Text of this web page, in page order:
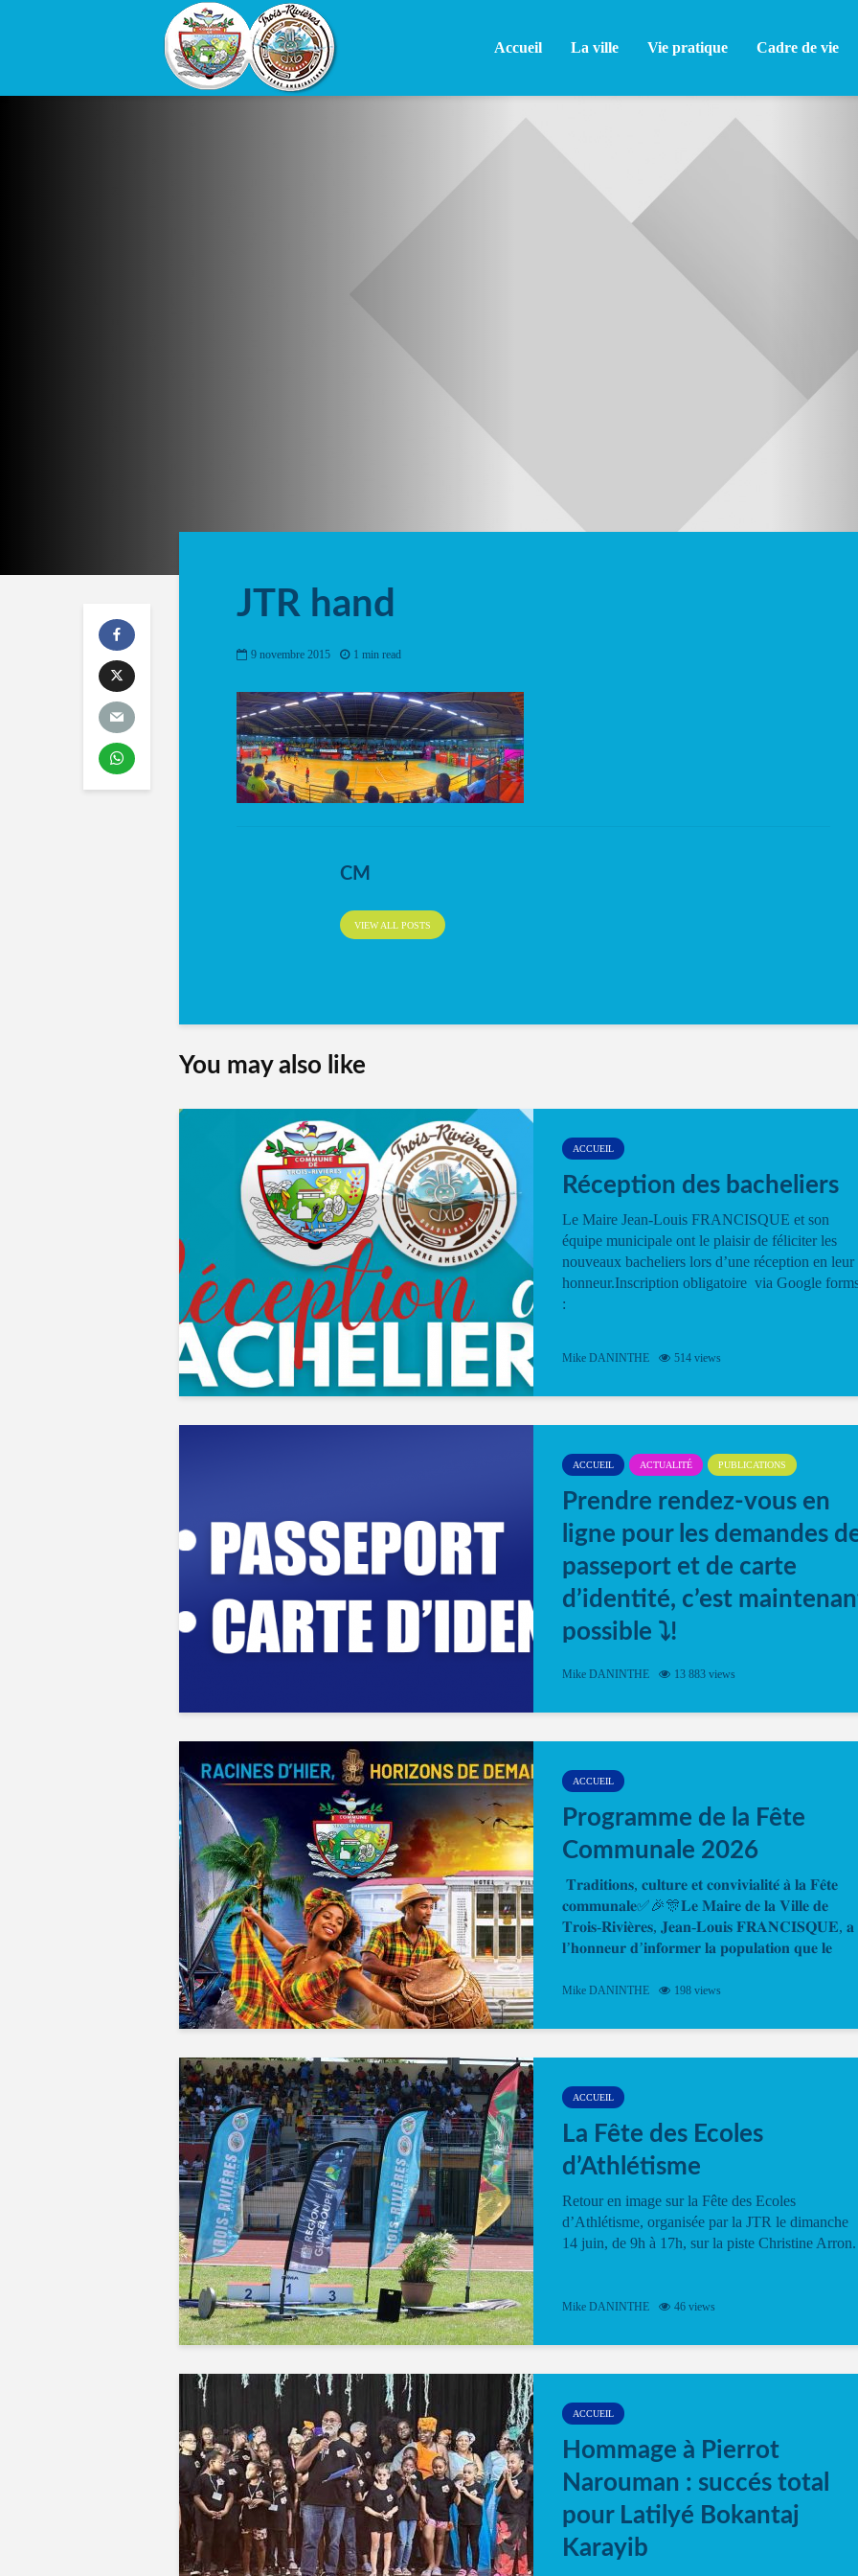
Accueil La ville Vie pratique Cadre de vie
JTR hand
9 novembre 2015 1 min read
CM
VIEW ALL POSTS
You may also like
ACCUEIL
Réception des bacheliers
Le Maire Jean-Louis FRANCISQUE et son
équipe municipale ont le plaisir de féliciter les
nouveaux bacheliers lors d’une réception en leur
honneur.Inscription obligatoire via Google
:
Mike DANINTHE 514 views
ACCUEIL ACTUALITÉ PUBLICATIONS
Prendre rendez-vous en
ligne pour les demandes
passeport et de carte
d’identité, c’est
possible ⤵️!
Désormais, il est possible de prendre rendez-vous
Mike DANINTHE 13 883 views
ACCUEIL
Programme de la Fête
Communale 2026
𝐓𝐫𝐚𝐝𝐢𝐭𝐢𝐨𝐧𝐬, 𝐜𝐮𝐥𝐭𝐮𝐫𝐞 𝐞𝐭 𝐜𝐨𝐧𝐯𝐢𝐯𝐢𝐚𝐥𝐢𝐭𝐞́ 𝐚̀ 𝐥𝐚 𝐅𝐞̂𝐭𝐞
𝐜𝐨𝐦𝐦𝐮𝐧𝐚𝐥𝐞✅🎉🎊𝐋𝐞 𝐌𝐚𝐢𝐫𝐞 𝐝𝐞 𝐥𝐚 𝐕𝐢𝐥𝐥𝐞 𝐝𝐞
𝐓𝐫𝐨𝐢𝐬-𝐑𝐢𝐯𝐢𝐞̀𝐫𝐞𝐬, 𝐉𝐞𝐚𝐧-𝐋𝐨𝐮𝐢𝐬 𝐅𝐑𝐀𝐍𝐂𝐈𝐒𝐐𝐔𝐄, 𝐚
𝐥’𝐡𝐨𝐧𝐧𝐞𝐮𝐫 𝐝’𝐢𝐧𝐟𝐨𝐫𝐦𝐞𝐫 𝐥𝐚 𝐩𝐨𝐩𝐮𝐥𝐚𝐭𝐢𝐨𝐧 𝐪𝐮𝐞 𝐥𝐞
Mike DANINTHE 198 views
ACCUEIL
La Fête des Ecoles
d’Athlétisme
Retour en image sur la Fête des Ecoles
d’Athlétisme, organisée par la JTR le dimanche
14 juin, de 9h à 17h, sur la piste Christine Arron.
Mike DANINTHE 46 views
ACCUEIL
Hommage à Pierrot
Narouman : succés total
pour Latilyé Bokantaj
Karayib